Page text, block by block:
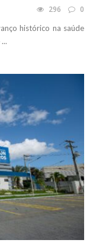
296 0
histórico na saúde